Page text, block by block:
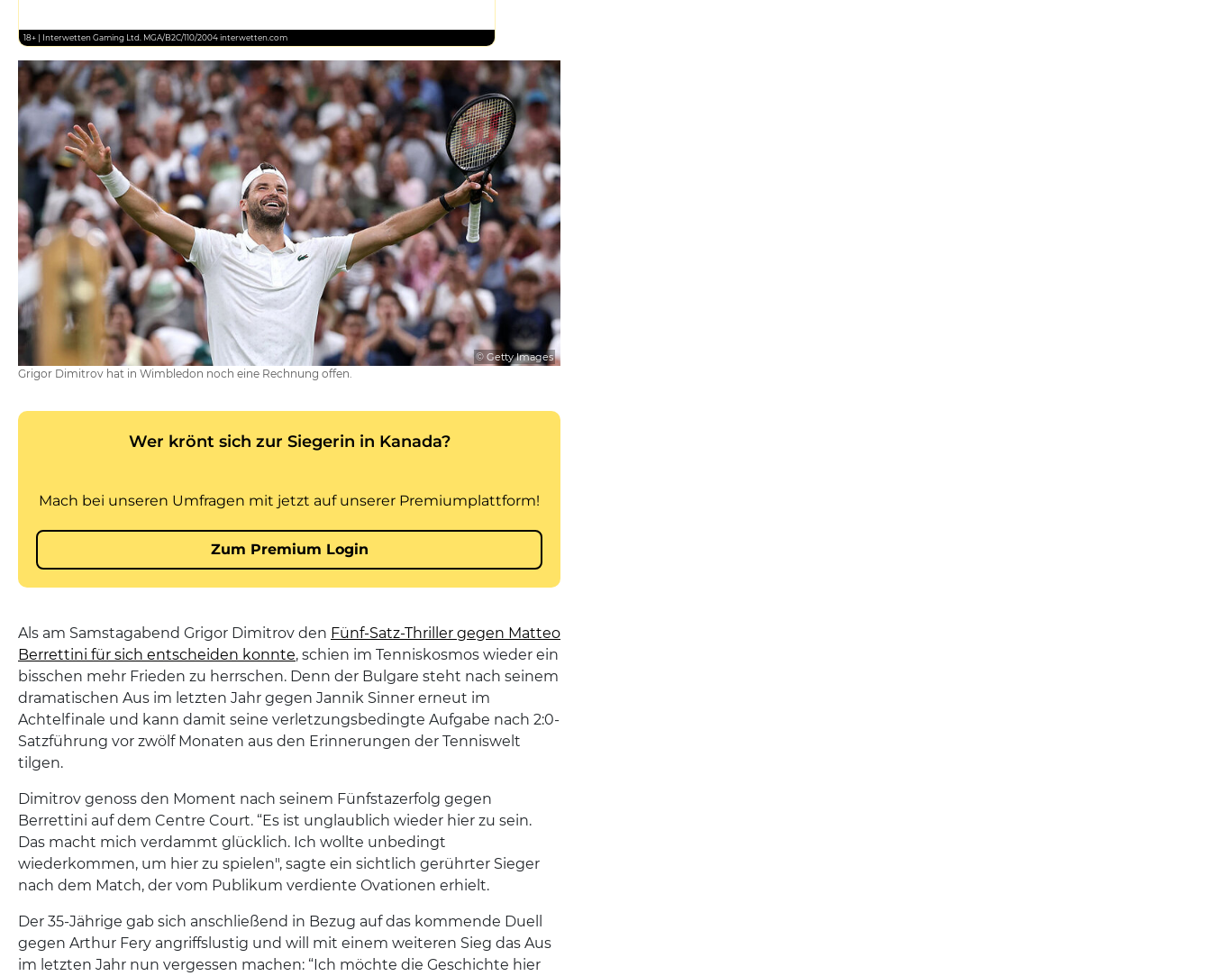
18+ | Interwetten Gaming Ltd. MGA/B2C/110/2004 interwetten.com
© Getty Images
Grigor Dimitrov hat in Wimbledon noch eine Rechnung offen.
Als am Samstagabend Grigor Dimitrov den Fünf-Satz-Thriller gegen Matteo
Berrettini für sich entscheiden konnte, schien im Tenniskosmos wieder ein
bisschen mehr Frieden zu herrschen. Denn der Bulgare steht nach seinem
dramatischen Aus im letzten Jahr gegen Jannik Sinner erneut im
Achtelfinale und kann damit seine verletzungsbedingte Aufgabe nach 2:0-
Satzführung vor zwölf Monaten aus den Erinnerungen der Tenniswelt
tilgen.
Dimitrov genoss den Moment nach seinem Fünfstazerfolg gegen
Berrettini auf dem Centre Court. “Es ist unglaublich wieder hier zu sein.
Das macht mich verdammt glücklich. Ich wollte unbedingt
wiederkommen, um hier zu spielen", sagte ein sichtlich gerührter Sieger
nach dem Match, der vom Publikum verdiente Ovationen erhielt.
Der 35-Jährige gab sich anschließend in Bezug auf das kommende Duell
gegen Arthur Fery angriffslustig und will mit einem weiteren Sieg das Aus
im letzten Jahr nun vergessen machen: “Ich möchte die Geschichte hier